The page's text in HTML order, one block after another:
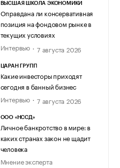
ВЫСШАЯ ШКОЛА ЭКОНОМИКИ
Оправдана ли консервативная
позиция на фондовом рынке в
текущих условиях
Интервью
7 августа 2026
ЦАРАН ГРУПП
Какие инвесторы приходят
сегодня в банный бизнес
Интервью
7 августа 2026
ООО «НССД»
Личное банкротство в мире: в
каких странах закон не щадит
человека
Мнение эксперта